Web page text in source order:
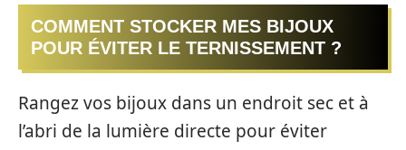
COMMENT STOCKER MES BIJOUX
POUR ÉVITER LE TERNISSEMENT ?
Rangez vos bijoux dans un endroit sec et à
l’abri de la lumière directe pour éviter